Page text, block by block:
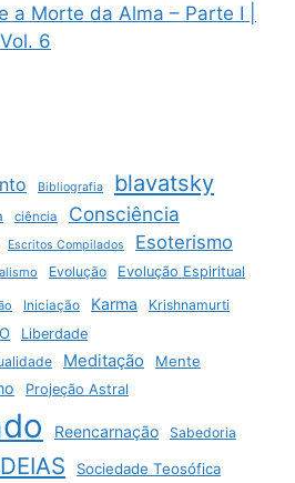
a Morte da Alma – Parte I |
6
Bibliografia blavatsky
ciência Consciência
Escritos Compilados Esoterismo
Evolução Evolução Espiritual
Iniciação Karma Krishnamurti
Liberdade
Meditação Mente
Projeção Astral
Reencarnação Sabedoria
Sociedade Teosófica